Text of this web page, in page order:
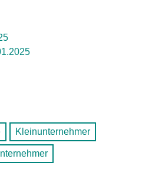
Kleinunternehmer